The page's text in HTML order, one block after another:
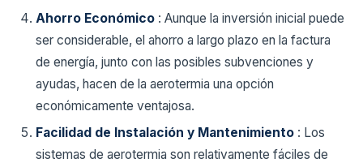
Ahorro Económico : Aunque la inversión inicial puede
ser considerable, el ahorro a largo plazo en la factura
de energía, junto con las posibles subvenciones y
ayudas, hacen de la aerotermia una opción
económicamente ventajosa.
Facilidad de Instalación y Mantenimiento : Los
sistemas de aerotermia son relativamente fáciles de